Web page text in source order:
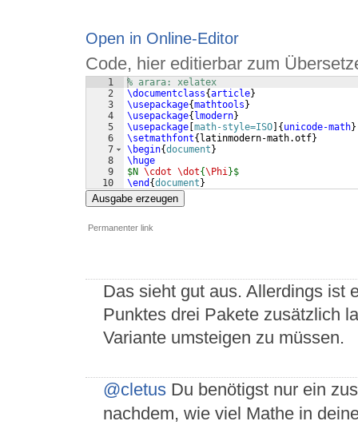
Open in Online-Editor
Code, hier editierbar zum
1
2
3
4
5
6
7
8
9
10
% arara: xelatex
\documentclass{article}
\usepackage{mathtools }
\usepackage{ lmodern}
\usepackage math-style=ISO { unicode-math}
\setmathfont{ latinmodern-math.otf}
\begin{document }
\huge
$N \cdot \dot{\Phi}$
\end {document }
Ausgabe erzeugen
Permanenter link
Das sieht gut aus. Allerdings ist
Punktes drei Pakete zusätzlich
Variante umsteigen zu müssen.
@cletus Du benötigst nur ein
nachdem, wie viel Mathe in